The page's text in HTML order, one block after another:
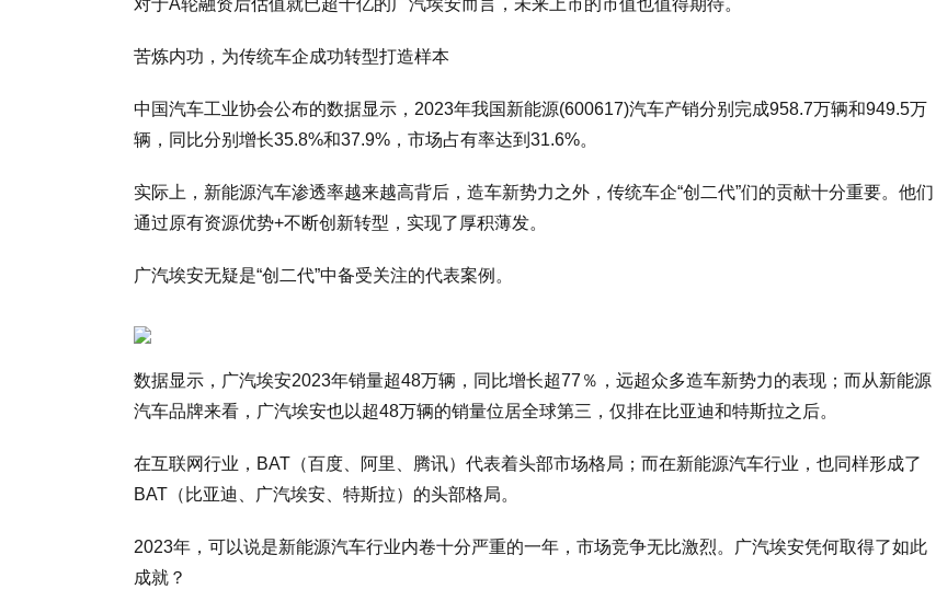
对于A轮融资后估值就已超千亿的广汽埃安而言，未来上市的市值也值得期待。
苦炼内功，为传统车企成功转型打造样本
中国汽车工业协会公布的数据显示，2023年我国新能源(600617)汽车产销分别完成958.7万辆和949.5万
辆，同比分别增长35.8%和37.9%，市场占有率达到31.6%。
实际上，新能源汽车渗透率越来越高背后，造车新势力之外，传统车企“创二代”们的贡献十分重要。他们
通过原有资源优势+不断创新转型，实现了厚积薄发。
广汽埃安无疑是“创二代”中备受关注的代表案例。
数据显示，广汽埃安2023年销量超48万辆，同比增长超77％，远超众多造车新势力的表现；而从新能源
汽车品牌来看，广汽埃安也以超48万辆的销量位居全球第三，仅排在比亚迪和特斯拉之后。
在互联网行业，BAT（百度、阿里、腾讯）代表着头部市场格局；而在新能源汽车行业，也同样形成了
BAT（比亚迪、广汽埃安、特斯拉）的头部格局。
2023年，可以说是新能源汽车行业内卷十分严重的一年，市场竞争无比激烈。广汽埃安凭何取得了如此
成就？